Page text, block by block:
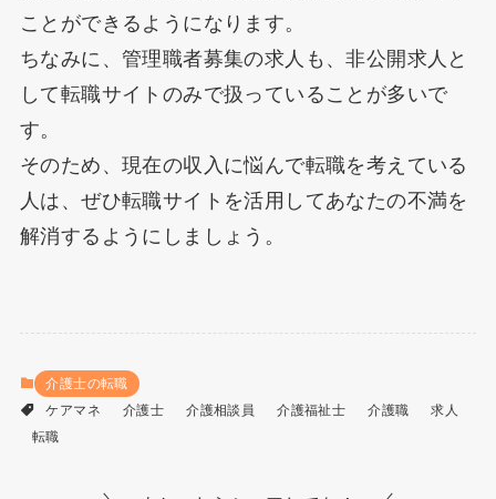
ことができるようになります。
ちなみに、管理職者募集の求人も、非公開求人と
して転職サイトのみで扱っていることが多いで
す。
そのため、現在の収入に悩んで転職を考えている
人は、ぜひ転職サイトを活用してあなたの不満を
解消するようにしましょう。
介護士の転職
ケアマネ
介護士 介護相談員 介護福祉士 介護職
求人
転職